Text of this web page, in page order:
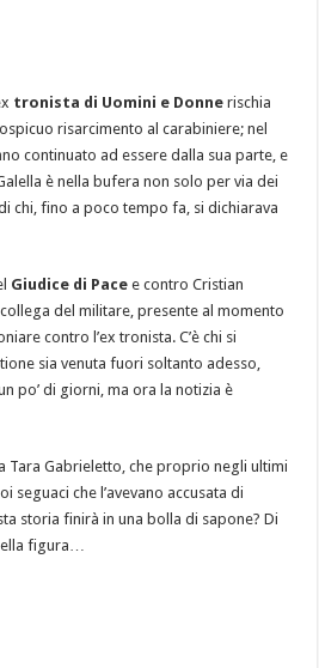
tronista di Uomini e Donne rischia
risarcimento al carabiniere; nel
continuato ad essere dalla sua parte, e
è nella bufera non solo per via dei
chi, fino a poco tempo fa, si dichiarava
Giudice di Pace e contro Cristian
del militare, presente al momento
contro l’ex tronista. C’è chi si
sia venuta fuori soltanto adesso,
po’ di giorni, ma ora la notizia è
Tara Gabrieletto, che proprio negli ultimi
seguaci che l’avevano accusata di
storia finirà in una bolla di sapone? Di
figura…